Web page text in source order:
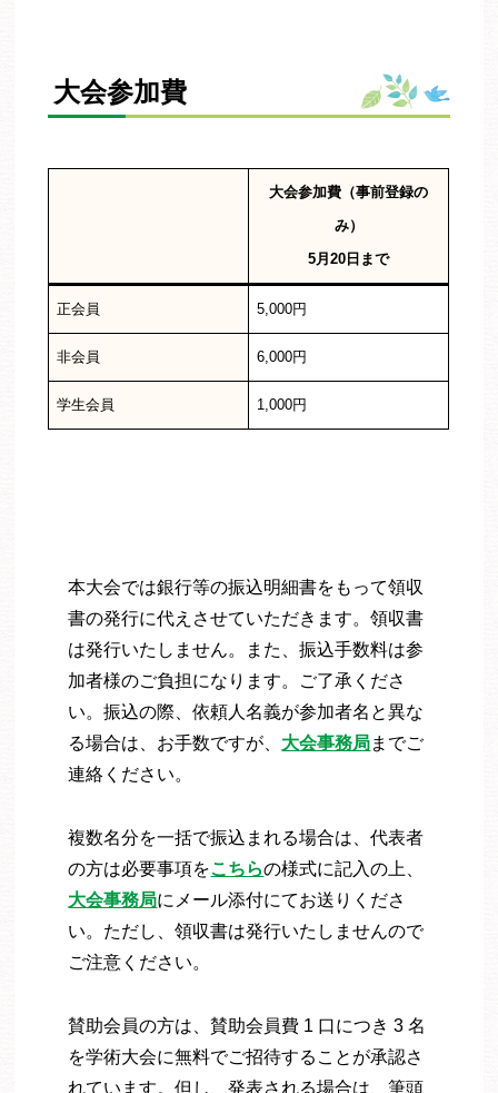
大会参加費
大会参加費（事前登録の
み）
5月20日まで
正会員 5,000円
非会員 6,000円
学生会員 1,000円
本大会では銀行等の振込明細書をもって領収
書の発行に代えさせていただきます。領収書
は発行いたしません。また、振込手数料は参
加者様のご負担になります。ご了承くださ
い。振込の際、依頼人名義が参加者名と異な
る場合は、お手数ですが、 大会事務局までご
連絡ください。
複数名分を一括で振込まれる場合は、代表者
の方は必要事項をこちらの様式に記入の上、
大会事務局にメール添付にてお送りくださ
い。ただし、領収書は発行いたしませんので
ご注意ください。
賛助会員の方は、賛助会員費 1 口につき 3 名
を学術大会に無料でご招待することが承認さ
れています。但し、発表される場合は、筆頭